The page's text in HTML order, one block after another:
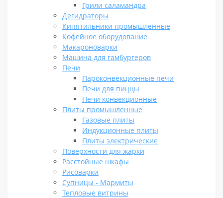
Грили саламандра
Дегидраторы
Кипятильники промышленные
Кофейное оборудование
Макароноварки
Машина для гамбургеров
Печи
Пароконвекционные печи
Печи для пиццы
Печи конвекционные
Плиты промышленные
Газовые плиты
Индукционные плиты
Плиты электрические
Поверхности для жарки
Расстойные шкафы
Рисоварки
Супницы - Мармиты
Тепловые витрины